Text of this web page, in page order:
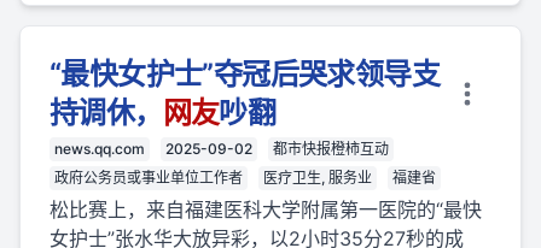
“最快女护士”夺冠后哭求领导支
持调休，
网友吵翻
news.qq.com 2025-09-02
都市快报橙柿互动
政府公务员或事业单位工作者
医疗卫生, 服务业 福建省
松比赛上，来自福建医科大学附属第一医院的“最快
女护士”张水华大放异彩，以2小时35分27秒的成